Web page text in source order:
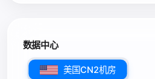
数据中心
美国CN2机房